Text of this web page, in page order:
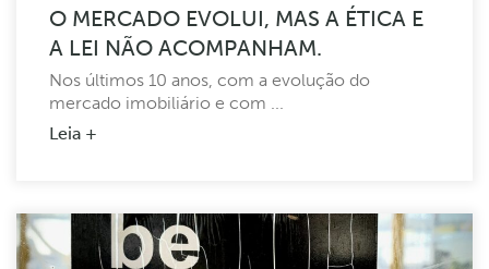
O MERCADO EVOLUI, MAS A ÉTICA E
A LEI NÃO ACOMPANHAM.
Nos últimos 10 anos, com a evolução do
mercado imobiliário e com ...
Leia +